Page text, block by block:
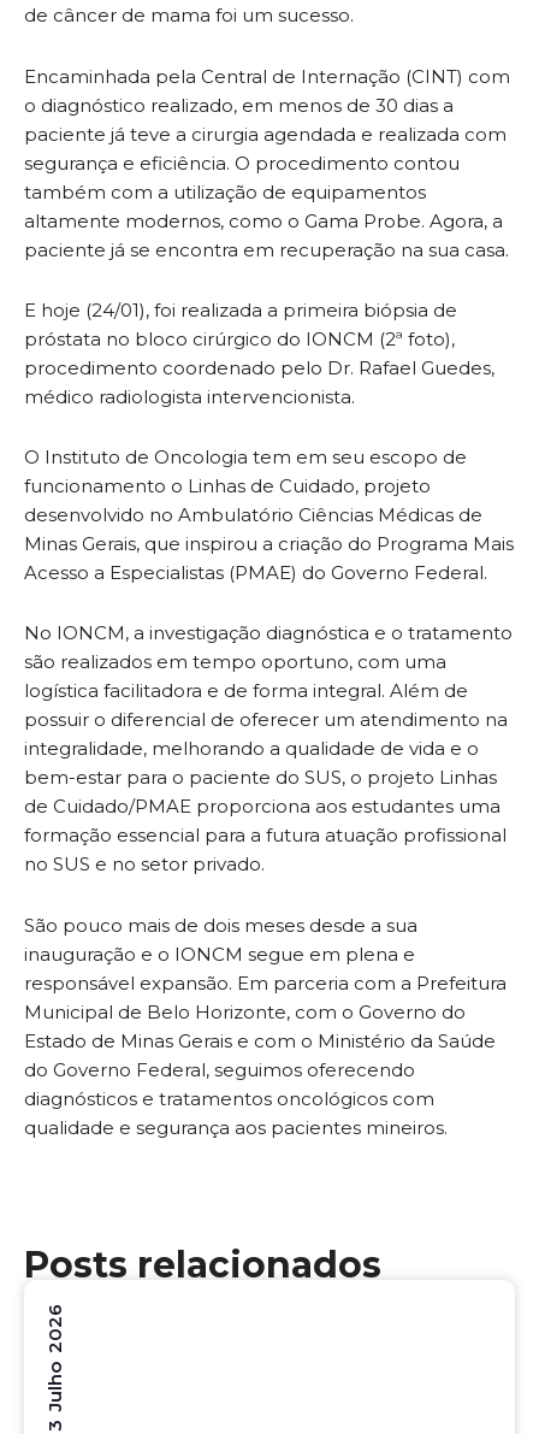
de câncer de mama foi um sucesso.
Encaminhada pela Central de Internação (CINT) com
o diagnóstico realizado, em menos de 30 dias a
paciente já teve a cirurgia agendada e realizada com
segurança e eficiência. O procedimento contou
também com a utilização de equipamentos
altamente modernos, como o Gama Probe. Agora, a
paciente já se encontra em recuperação na sua casa.
E hoje (24/01), foi realizada a primeira biópsia de
próstata no bloco cirúrgico do IONCM (2ª foto),
procedimento coordenado pelo Dr. Rafael Guedes,
médico radiologista intervencionista.
O Instituto de Oncologia tem em seu escopo de
funcionamento o Linhas de Cuidado, projeto
desenvolvido no Ambulatório Ciências Médicas de
Minas Gerais, que inspirou a criação do Programa Mais
Acesso a Especialistas (PMAE) do Governo Federal.
No IONCM, a investigação diagnóstica e o tratamento
são realizados em tempo oportuno, com uma
logística facilitadora e de forma integral. Além de
possuir o diferencial de oferecer um atendimento na
integralidade, melhorando a qualidade de vida e o
bem-estar para o paciente do SUS, o projeto Linhas
de Cuidado/PMAE proporciona aos estudantes uma
formação essencial para a futura atuação profissional
no SUS e no setor privado.
São pouco mais de dois meses desde a sua
inauguração e o IONCM segue em plena e
responsável expansão. Em parceria com a Prefeitura
Municipal de Belo Horizonte, com o Governo do
Estado de Minas Gerais e com o Ministério da Saúde
do Governo Federal, seguimos oferecendo
diagnósticos e tratamentos oncológicos com
qualidade e segurança aos pacientes mineiros.
Posts relacionados
3 Julho 2026